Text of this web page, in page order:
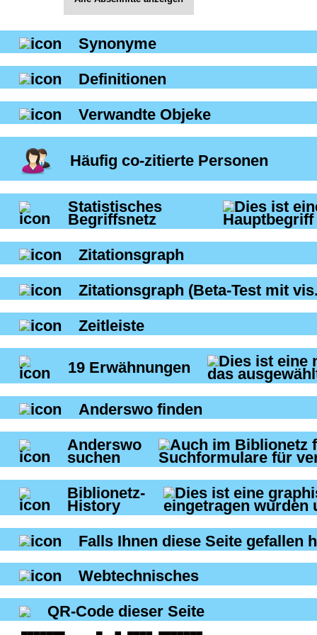
Synonyme
Definitionen
Verwandte Objeke
Häufig co-zitierte Personen
Statistisches
Begriffsnetz
Zitationsgraph
Zitationsgraph (Beta-Test mit
Zeitleiste
19 Erwähnungen
Anderswo finden
Anderswo
suchen
Biblionetz-
History
Falls Ihnen diese Seite gefallen
Webtechnisches
QR-Code dieser Seite